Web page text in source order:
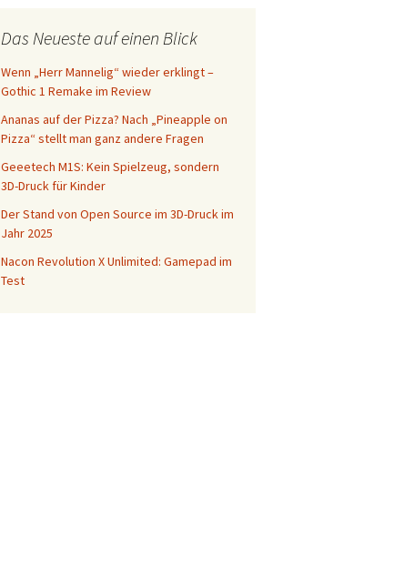
Das Neueste auf einen Blick
Wenn „Herr Mannelig“ wieder erklingt –
Gothic 1 Remake im Review
Ananas auf der Pizza? Nach „Pineapple on
Pizza“ stellt man ganz andere Fragen
Geeetech M1S: Kein Spielzeug, sondern
3D-Druck für Kinder
Der Stand von Open Source im 3D-Druck im
Jahr 2025
Nacon Revolution X Unlimited: Gamepad im
Test